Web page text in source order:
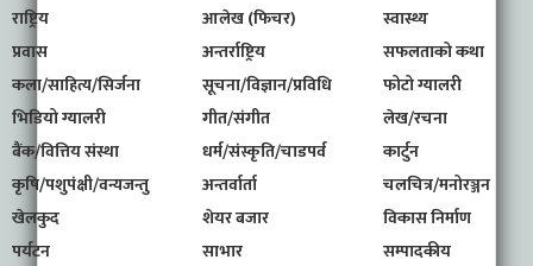
राष्ट्रिय
आलेख (फिचर)
स्वास्थ्य
प्रवास
अन्तर्राष्ट्रिय
सफलताको कथा
कला/साहित्य/सिर्जना
सूचना/विज्ञान/प्रविधि
फोटो ग्यालरी
भिडियो ग्यालरी
गीत/संगीत
लेख/रचना
बैंक/वित्तिय संस्था
धर्म/संस्कृति/चाडपर्व
कार्टुन
कृषि/पशुपंक्षी/वन्यजन्तु
अन्तर्वार्ता
चलचित्र/मनोरञ्जन
खेलकुद
शेयर बजार
विकास निर्माण
पर्यटन
साभार
सम्पादकीय